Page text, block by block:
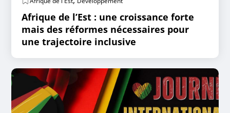
Afrique de l’Est : une croissance forte
mais des réformes nécessaires pour
une trajectoire inclusive